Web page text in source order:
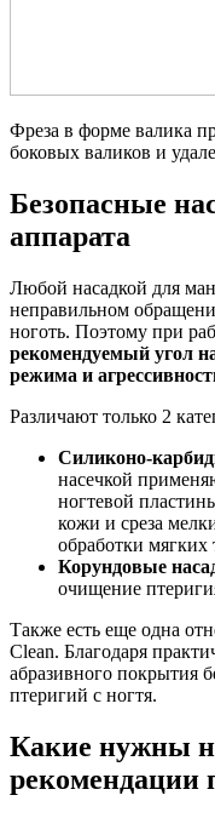
Фреза в форме валика
боковых валиков и
Безопасные
аппарата
Любой насадкой для
неправильном
ноготь. Поэтому при
рекомендуемый угол
режима и
Различают только 2
Силиконо-
насечкой
ногтевой
кожи и среза
обработки мягких
Корундовые
очищение
Также есть еще одна
Clean. Благодаря
абразивного покрытия
птеригий с ногтя.
Какие нужны
рекомендации